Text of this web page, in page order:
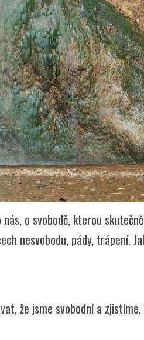
o svobodě, kterou
nesvobodu, pády, trápení.
že jsme svobodní a